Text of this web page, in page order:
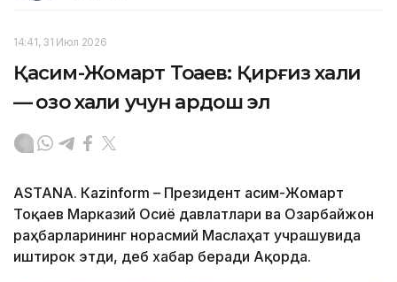
14:41, 31 Июл 2026
Қасим-Жомарт Тоқаев: Қирғиз халқи
— қозоқ халқи учун қардош эл
ASTANА. Кazinform – Президент Қасим-Жомарт
Тоқаев Марказий Осиё давлатлари ва Озарбайжон
раҳбарларининг норасмий Маслаҳат учрашувида
иштирок этди, деб хабар беради Ақорда.